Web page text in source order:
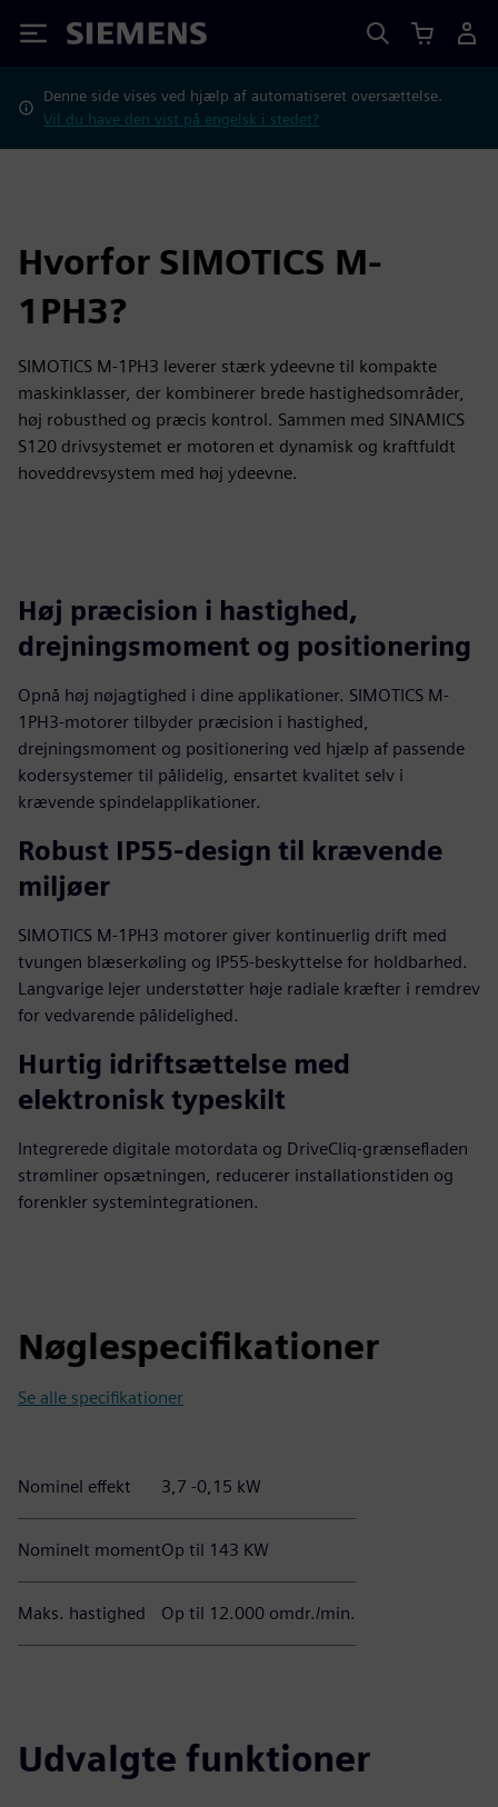
Siemens
Denne side vises ved hjælp af automatiseret oversættelse.
Vil du have den vist på engelsk i stedet?
Hvorfor SIMOTICS M-
1PH3?
SIMOTICS M‑1PH3 leverer stærk ydeevne til kompakte
maskinklasser, der kombinerer brede hastighedsområder,
høj robusthed og præcis kontrol. Sammen med SINAMICS
S120 drivsystemet er motoren et dynamisk og kraftfuldt
hoveddrevsystem med høj ydeevne.
Høj præcision i hastighed,
drejningsmoment og positionering
Opnå høj nøjagtighed i dine applikationer. SIMOTICS M-
1PH3-motorer tilbyder præcision i hastighed,
drejningsmoment og positionering ved hjælp af passende
kodersystemer til pålidelig, ensartet kvalitet selv i
krævende spindelapplikationer.
Robust IP55-design til krævende
miljøer
SIMOTICS M-1PH3 motorer giver kontinuerlig drift med
tvungen blæserkøling og IP55-beskyttelse for holdbarhed.
Langvarige lejer understøtter høje radiale kræfter i remdrev
for vedvarende pålidelighed.
Hurtig idriftsættelse med
elektronisk typeskilt
Integrerede digitale motordata og DriveCliq-grænsefladen
strømliner opsætningen, reducerer installationstiden og
forenkler systemintegrationen.
Nøglespecifikationer
Se alle specifikationer
Nominel effekt 3,7 -0,15 kW
Nominelt momentOp til 143 KW
Maks. hastighed Op til 12.000 omdr./min.
Udvalgte funktioner